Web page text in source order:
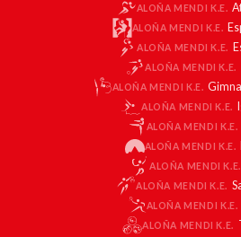
ALOÑA MENDI K.E.
ALOÑA MENDI K.E.
ALOÑA MENDI K.E.
ALOÑA MENDI K.E.
ALOÑA MENDI K.E.
ALOÑA MENDI K.E.
ALOÑA MENDI K.E.
ALOÑA MENDI K.E.
ALOÑA MENDI K.E.
ALOÑA MENDI K.E.
ALOÑA MENDI K.E.
ALOÑA MENDI K.E.